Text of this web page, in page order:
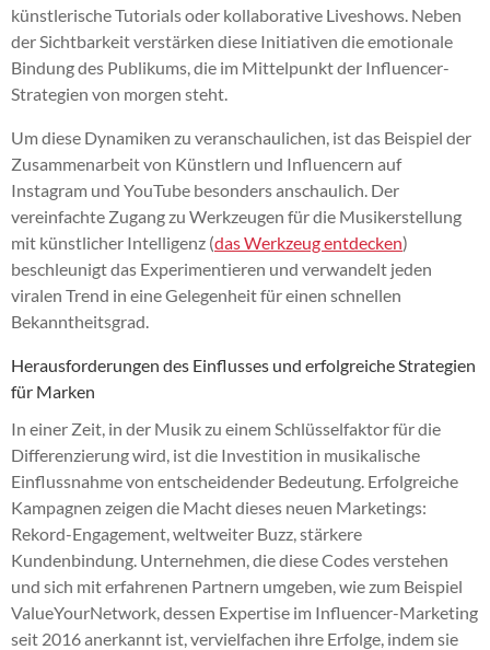
künstlerische Tutorials oder kollaborative Liveshows. Neben
der Sichtbarkeit verstärken diese Initiativen die emotionale
Bindung des Publikums, die im Mittelpunkt der Influencer-
Strategien von morgen steht.
Um diese Dynamiken zu veranschaulichen, ist das Beispiel der
Zusammenarbeit von Künstlern und Influencern auf
Instagram und YouTube besonders anschaulich. Der
vereinfachte Zugang zu Werkzeugen für die Musikerstellung
mit künstlicher Intelligenz (das Werkzeug entdecken)
beschleunigt das Experimentieren und verwandelt jeden
viralen Trend in eine Gelegenheit für einen schnellen
Bekanntheitsgrad.
Herausforderungen des Einflusses und erfolgreiche Strategien
für Marken
In einer Zeit, in der Musik zu einem Schlüsselfaktor für die
Differenzierung wird, ist die Investition in musikalische
Einflussnahme von entscheidender Bedeutung. Erfolgreiche
Kampagnen zeigen die Macht dieses neuen Marketings:
Rekord-Engagement, weltweiter Buzz, stärkere
Kundenbindung. Unternehmen, die diese Codes verstehen
und sich mit erfahrenen Partnern umgeben, wie zum Beispiel
ValueYourNetwork, dessen Expertise im Influencer-Marketing
seit 2016 anerkannt ist, vervielfachen ihre Erfolge, indem sie